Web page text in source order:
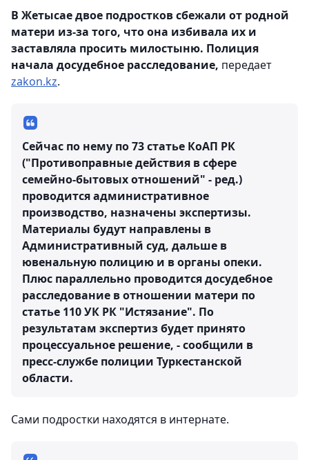
В Жетысае двое подростков сбежали от родной
матери из-за того, что она избивала их и
заставляла просить милостыню. Полиция
начала досудебное расследование, передает
zakon.kz.
Сейчас по нему по 73 статье КоАП РК
("Противоправные действия в сфере
семейно-бытовых отношений" - ред.)
проводится административное
производство, назначены экспертизы.
Материалы будут направлены в
Административный суд, дальше в
ювенальную полицию и в органы опеки.
Плюс параллельно проводится досудебное
расследование в отношении матери по
статье 110 УК РК "Истязание". По
результатам экспертиз будет принято
процессуальное решение, - сообщили в
пресс-службе полиции Туркестанской
области.
Сами подростки находятся в интернате.